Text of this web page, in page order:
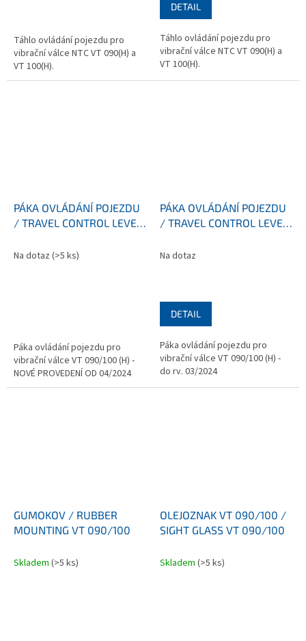
Táhlo ovládání pojezdu pro
vibrační válce NTC VT 090(H) a
VT 100(H).
DETAIL
Táhlo ovládání pojezdu pro
vibrační válce NTC VT 090(H) a
VT 100(H).
PÁKA OVLÁDÁNÍ POJEZDU
/ TRAVEL CONTROL LEVER
Na dotaz (>5 ks)
Páka ovládání pojezdu pro
vibrační válce VT 090/100 (H) -
NOVÉ PROVEDENÍ OD 04/2024
PÁKA OVLÁDÁNÍ POJEZDU
/ TRAVEL CONTROL LEVER
Na dotaz
DETAIL
Páka ovládání pojezdu pro
vibrační válce VT 090/100 (H) -
do rv. 03/2024
GUMOKOV / RUBBER
MOUNTING VT 090/100
Skladem (>5 ks)
OLEJOZNAK VT 090/100 /
SIGHT GLASS VT 090/100
Skladem (>5 ks)